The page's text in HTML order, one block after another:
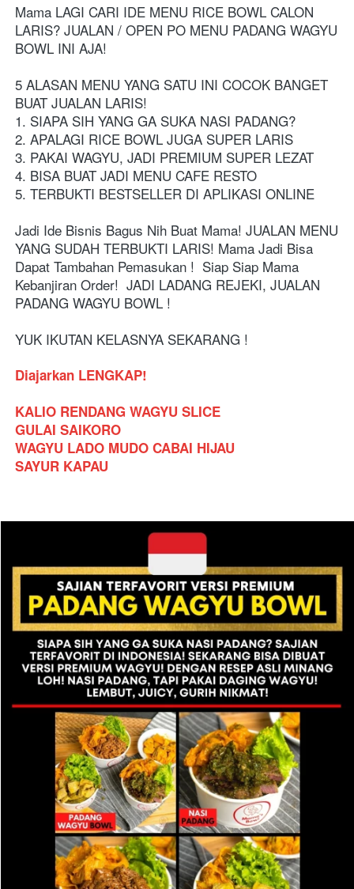
Mama LAGI CARI IDE MENU RICE BOWL CALON
LARIS? JUALAN / OPEN PO MENU PADANG WAGYU
BOWL INI AJA!
5 ALASAN MENU YANG SATU INI COCOK BANGET
BUAT JUALAN LARIS!
1. SIAPA SIH YANG GA SUKA NASI PADANG?
2. APALAGI RICE BOWL JUGA SUPER LARIS
3. PAKAI WAGYU, JADI PREMIUM SUPER LEZAT
4. BISA BUAT JADI MENU CAFE RESTO
5. TERBUKTI BESTSELLER DI APLIKASI ONLINE
Jadi Ide Bisnis Bagus Nih Buat Mama! JUALAN MENU
YANG SUDAH TERBUKTI LARIS! Mama Jadi Bisa
Dapat Tambahan Pemasukan !  Siap Siap Mama
Kebanjiran Order!  JADI LADANG REJEKI, JUALAN
PADANG WAGYU BOWL !
YUK IKUTAN KELASNYA SEKARANG !
Diajarkan LENGKAP!
KALIO RENDANG WAGYU SLICE
GULAI SAIKORO
WAGYU LADO MUDO CABAI HIJAU
SAYUR KAPAU